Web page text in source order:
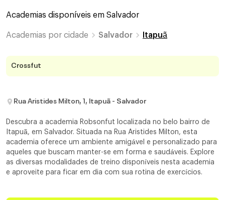
Academias disponíveis em Salvador
Academias por cidade Salvador Itapuã
Crossfut
Rua Aristides Milton, 1, Itapuã - Salvador
Descubra a academia Robsonfut localizada no belo bairro de
Itapuã, em Salvador. Situada na Rua Aristides Milton, esta
academia oferece um ambiente amigável e personalizado para
aqueles que buscam manter-se em forma e saudáveis. Explore
as diversas modalidades de treino disponíveis nesta academia
e aproveite para ficar em dia com sua rotina de exercícios.